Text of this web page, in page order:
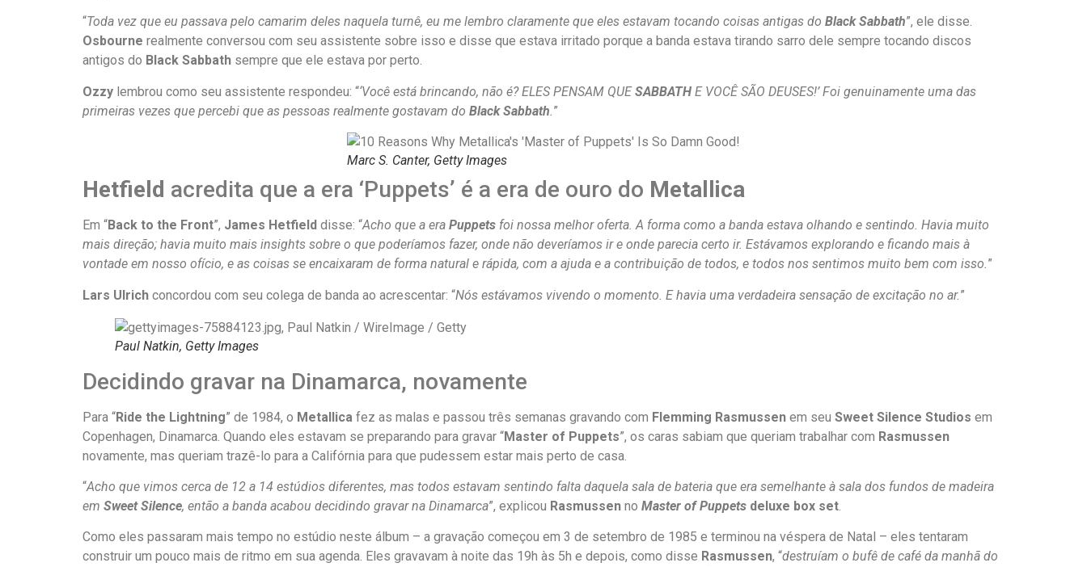
“Toda vez que eu passava pelo camarim deles naquela turnê, eu me lembro claramente que eles estavam tocando coisas antigas do Black Sabbath”, ele disse.
Osbourne realmente conversou com seu assistente sobre isso e disse que estava irritado porque a banda estava tirando sarro dele sempre tocando discos
antigos do Black Sabbath sempre que ele estava por perto.
Ozzy lembrou como seu assistente respondeu: “‘Você está brincando, não é? ELES PENSAM QUESABBATH E VOCÊ SÃO DEUSES!’ Foi genuinamente uma das
primeiras vezes que percebi que as pessoas realmente gostavam do Black Sabbath.”
Marc S. Canter, Getty Images
Hetfield acredita que a era ‘Puppets’ é a era de ouro do Metallica
Em “Back to the Front”, James Hetfield disse: “Acho que a era Puppets foi nossa melhor oferta. A forma como a banda estava olhando e sentindo. Havia muito
mais direção; havia muito mais insights sobre o que poderíamos fazer, onde não deveríamos ir e onde parecia certo ir. Estávamos explorando e ficando mais à
vontade em nosso ofício, e as coisas se encaixaram de forma natural e rápida, com a ajuda e a contribuição de todos, e todos nos sentimos muito bem com isso.”
Lars Ulrich concordou com seu colega de banda ao acrescentar: “Nós estávamos vivendo o momento. E havia uma verdadeira sensação de excitação no ar.”
Paul Natkin, Getty Images
Decidindo gravar na Dinamarca, novamente
Para “Ride the Lightning” de 1984, o Metallica fez as malas e passou três semanas gravando com Flemming Rasmussen em seu Sweet Silence Studios em
Copenhagen, Dinamarca. Quando eles estavam se preparando para gravar “Master of Puppets”, os caras sabiam que queriam trabalhar com Rasmussen
novamente, mas queriam trazê-lo para a Califórnia para que pudessem estar mais perto de casa.
“Acho que vimos cerca de 12 a 14 estúdios diferentes, mas todos estavam sentindo falta daquela sala de bateria que era semelhante à sala dos fundos de madeira
em Sweet Silence, então a banda acabou decidindo gravar na Dinamarca”, explicou Rasmussen no Master of Puppets deluxe box set.
Como eles passaram mais tempo no estúdio neste álbum – a gravação começou em 3 de setembro de 1985 e terminou na véspera de Natal – eles tentaram
construir um pouco mais de ritmo em sua agenda. Eles gravavam à noite das 19h às 5h e depois, como disse Rasmussen, “destruíam o bufê de café da manhã do